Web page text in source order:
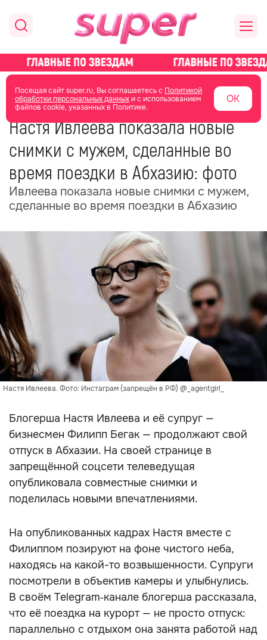
Посещая сайт super.ru, Вы соглашаетесь с Политикой
обработки персональных данныхи с использованием
файлов cookie, указанных в Политике.
ОК
главная новости о звездах новости
03 июля 04:36
Настя Ивлеева показала новые
снимки с мужем, сделанные во
время поездки в Абхазию: фото
Ивлеева показала новые снимки с мужем,
сделанные во время поездки в Абхазию
Настя Ивлеева. Фото: Инстаграм (запрещён в РФ) @_agentgirl_
Блогерша Настя Ивлеева и её супруг —
бизнесмен Филипп Бегак — продолжают свой
отпуск в Абхазии. На своей странице в
запрещённой соцсети телеведущая
опубликовала совместные снимки и
поделилась новыми впечатлениями.
На опубликованных кадрах Настя вместе с
Филиппом позируют на фоне чистого неба,
находясь на какой-то возвышенности. Супруги
посмотрели в объектив камеры и улыбнулись.
В своём Telegram‑канале блогерша рассказала,
что её поездка на курорт — не просто отпуск:
параллельно с отдыхом она занята работой над